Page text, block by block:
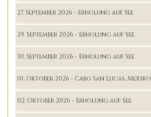
27. September 2026 - Erholung auf See
29. September 2026 - Erholung auf See
30. September 2026 - Erholung auf See
01. Oktober 2026 - Cabo San Lucas, Mexiko
02. Oktober 2026 - Erholung auf See